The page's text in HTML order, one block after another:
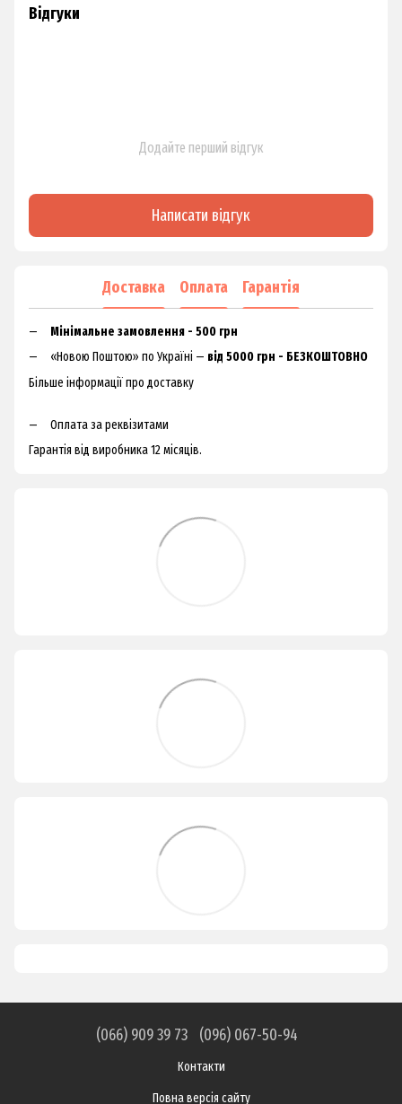
Відгуки
Додайте перший відгук
Написати відгук
Доставка Оплата Гарантія
Мінімальне замовлення - 500 грн
«Новою Поштою» по Україні — від 5000 грн - БЕЗКОШТОВНО
Більше інформації про доставку
Оплата за реквізитами
Гарантія від виробника 12 місяців.
(066) 909 39 73 (096) 067-50-94
Контакти
Повна версія сайту